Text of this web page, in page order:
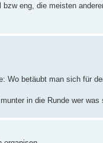
eng, die meisten
Wo betäubt man sich für
in die Runde wer was